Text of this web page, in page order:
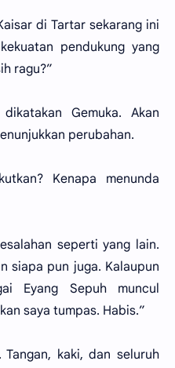
di Tartar sekarang ini
pendukung yang
ragu?”
Gemuka. Akan
perubahan.
Kenapa menunda
seperti yang lain.
siapa pun juga. Kalaupun
Eyang Sepuh muncul
saya tumpas. Habis.”
kaki, dan seluruh